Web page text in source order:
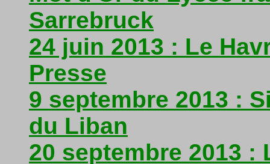
Sarrebruck
24 juin 2013 : Le
Presse
9 septembre 2013 :
du Liban
20 septembre 2013 :